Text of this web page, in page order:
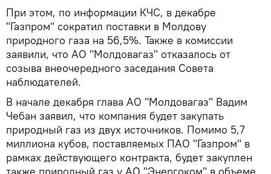
При этом, по информации КЧС, в декабре
"Газпром" сократил поставки в Молдову
природного газа на 56,5%. Также в комиссии
заявили, что АО "Молдовагаз" отказалось от
созыва внеочередного заседания Совета
наблюдателей.
В начале декабря глава АО "Молдовагаз" Вадим
Чебан заявил, что компания будет закупать
природный газ из двух источников. Помимо 5,7
миллиона кубов, поставляемых ПАО "Газпром" в
рамках действующего контракта, будет закуплен
также природный газ у АО "Энергоком" в объеме